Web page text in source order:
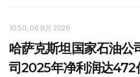
10:50, 06 8月 2026
哈萨克斯坦国家石油公
司2025年净利润达472